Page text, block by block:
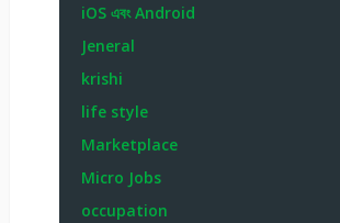
iOS এবং Android
Jeneral
krishi
life style
Marketplace
Micro Jobs
occupation